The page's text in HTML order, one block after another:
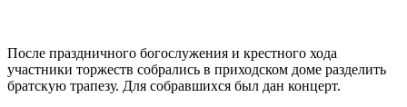
После праздничного богослужения и крестного хода
участники торжеств собрались в приходском доме разделить
братскую трапезу. Для собравшихся был дан концерт.